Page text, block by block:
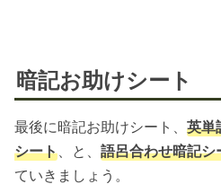
暗記お助けシート
最後に暗記お助けシート、 英単
シート、と、 語呂合わせ暗記
ていきましょう。